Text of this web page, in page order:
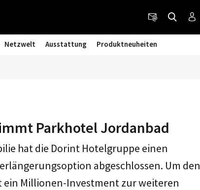
Netzwelt Ausstattung Produktneuheiten
Parkhotel Jordanbad
hat die Dorint Hotelgruppe einen
abgeschlossen. Um den
Millionen-Investment zur weiteren